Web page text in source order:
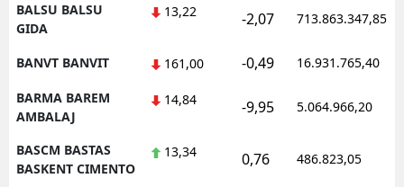
BALSU BALSU
GIDA
13,22 -2,07 713.863.347,85
BANVT BANVIT 161,00 -0,49 16.931.765,40
BARMA BAREM
AMBALAJ
14,84 -9,95 5.064.966,20
BASCM BASTAS
BASKENT CIMENTO
13,34 0,76 486.823,05